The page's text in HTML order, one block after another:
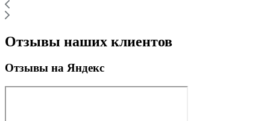
Отзывы наших клиентов
Отзывы на Яндекс